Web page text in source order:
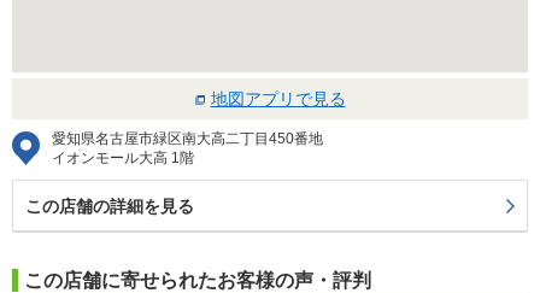
地図アプリで見る
愛知県名古屋市緑区南大高二丁目450番地
イオンモール大高 1階
この店舗の詳細を見る
この店舗に寄せられたお客様の声・評判